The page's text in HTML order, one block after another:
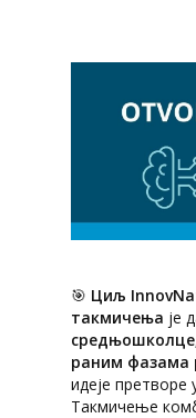
🎯 Циљ
такмичења је
раним фазама
идеје
Такмичење